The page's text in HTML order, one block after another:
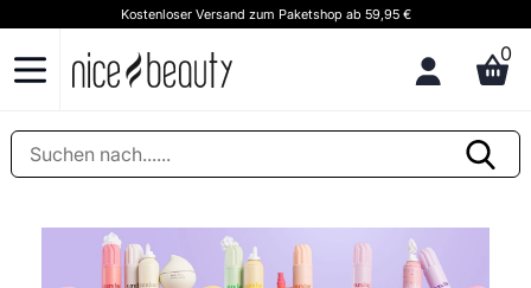
Kundenservice & Tipps Rufen Sie uns an (+45) 32 200 200 (We speak English)
0